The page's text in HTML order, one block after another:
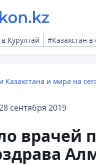
Курултай #Казахстан
Казахстана и мира на
сентября 2019
врачей